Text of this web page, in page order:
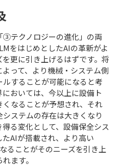
③テクノロジーの進化」の両
をはじめとしたAIの革新がよ
更に引き上げるはずです。将
って、より機械・システム側
することが可能になると考
おいては、今以上に設備ト
なることが予想され、それ
ステムの存在は大きくなり
る変化として、設備保全シス
AIが搭載され、より高い
ることがそのニーズを引き上
ます。